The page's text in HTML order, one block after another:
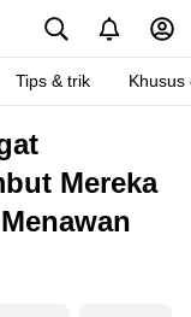
Tips & trik Khusus
Mereka